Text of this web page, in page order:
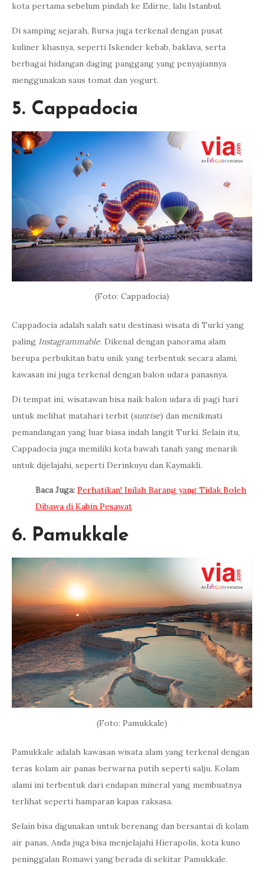
kota pertama sebelum pindah ke Edirne, lalu Istanbul.
Di samping sejarah, Bursa juga terkenal dengan pusat
kuliner khasnya, seperti Iskender kebab, baklava, serta
berbagai hidangan daging panggang yang penyajiannya
menggunakan saus tomat dan yogurt.
5. Cappadocia
(Foto: Cappadocia)
Cappadocia adalah salah satu destinasi wisata di Turki yang
paling Instagrammable. Dikenal dengan panorama alam
berupa perbukitan batu unik yang terbentuk secara alami,
kawasan ini juga terkenal dengan balon udara panasnya.
Di tempat ini, wisatawan bisa naik balon udara di pagi hari
untuk melihat matahari terbit (sunrise) dan menikmati
pemandangan yang luar biasa indah langit Turki. Selain itu,
Cappadocia juga memiliki kota bawah tanah yang menarik
untuk dijelajahi, seperti Derinkuyu dan Kaymakli.
Baca Juga: Perhatikan! Inilah Barang yang Tidak Boleh
Dibawa di Kabin Pesawat
6. Pamukkale
(Foto: Pamukkale)
Pamukkale adalah kawasan wisata alam yang terkenal dengan
teras kolam air panas berwarna putih seperti salju. Kolam
alami ini terbentuk dari endapan mineral yang membuatnya
terlihat seperti hamparan kapas raksasa.
Selain bisa digunakan untuk berenang dan bersantai di kolam
air panas, Anda juga bisa menjelajahi Hierapolis, kota kuno
peninggalan Romawi yang berada di sekitar Pamukkale.